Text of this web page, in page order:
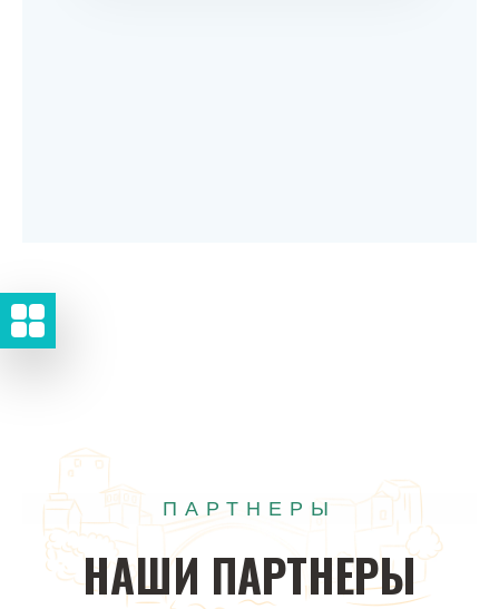
ПАРТНЕРЫ
НАШИ ПАРТНЕРЫ